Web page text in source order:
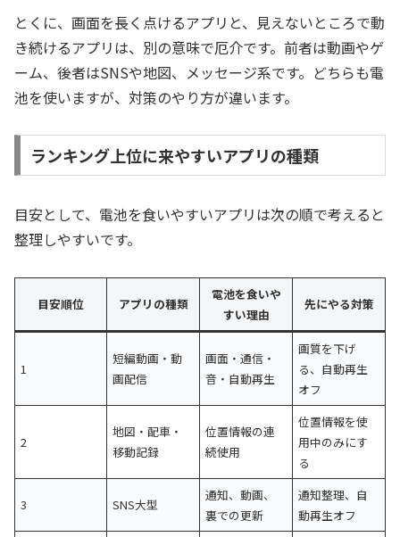
とくに、画面を長く点けるアプリと、見えないところで動
き続けるアプリは、別の意味で厄介です。前者は動画やゲ
ーム、後者はSNSや地図、メッセージ系です。どちらも電
池を使いますが、対策のやり方が違います。
ランキング上位に来やすいアプリの種類
目安として、電池を食いやすいアプリは次の順で考えると
整理しやすいです。
目安順位 アプリの種類
電池を食いや
すい理由
先にやる対策
1
短編動画・動
画配信
画面・通信・
音・自動再生
画質を下げ
る、自動再生
オフ
2
地図・配車・
移動記録
位置情報の連
続使用
位置情報を使
用中のみにす
る
3 SNS大型
通知、動画、
裏での更新
通知整理、自
動再生オフ